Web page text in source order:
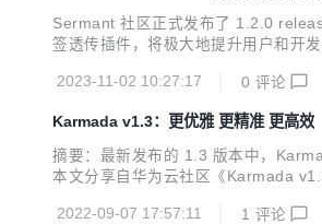
Sermant 社区正式发布了 1.2.0
签透传插件，将极大地提升用户和开
2023-11-02 10:27:17 0 评论
Karmada v1.3：更优雅 更精准 更高效
摘要：最新发布的 1.3 版本中，
本文分享自华为云社区《Karmada
2022-09-07 17:57:11
1 评论